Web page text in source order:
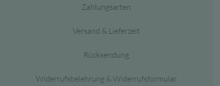
Zahlungsarten
Versand & Lieferzeit
Rücksendung
Widerrufsbelehrung & Widerrufsformular